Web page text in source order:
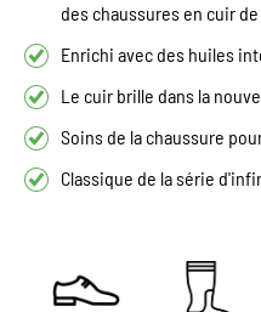
des chaussures en cuir
Enrichi avec des huiles
Le cuir brille dans la
Soins de la chaussure
Classique de la série